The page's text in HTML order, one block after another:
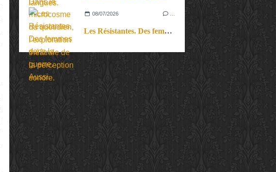
08/07/2026
Les Résistantes. Des femmes dans la guerre. Aussi.